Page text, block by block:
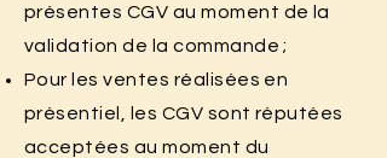
présentes CGV au moment de la
validation de la commande ;
Pour les ventes réalisées en
présentiel, les CGV sont réputées
acceptées au moment du